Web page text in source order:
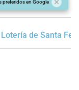
preferidos en Google
Lotería de Santa Fe